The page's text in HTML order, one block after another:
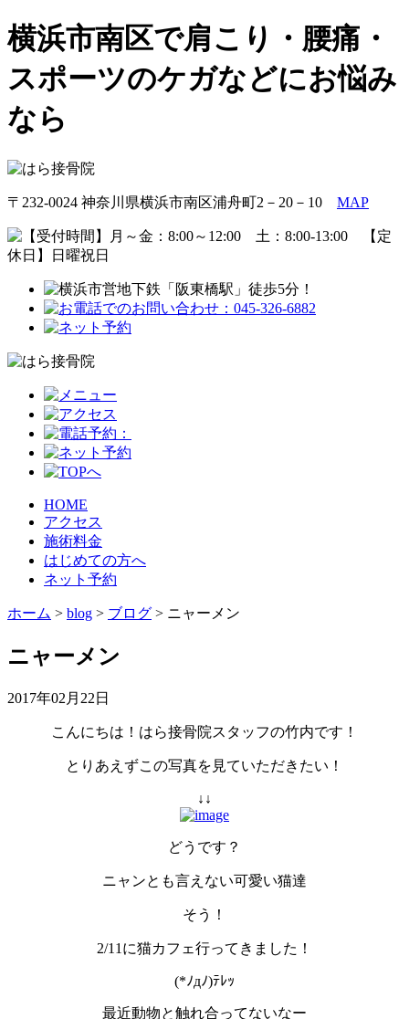
横浜市南区で肩こり・腰痛・
スポーツのケガなどにお悩み
なら
〒232-0024 神奈川県横浜市南区浦舟町2－20－10 MAP
HOME
アクセス
施術料金
はじめての方へ
ネット予約
ホーム > blog > ブログ > ニャーメン
ニャーメン
2017年02月22日
こんにちは！はら接骨院スタッフの竹内です！
とりあえずこの写真を見ていただきたい！
↓↓
どうです？
ニャンとも言えない可愛い猫達
そう！
2/11に猫カフェ行ってきました！
(*ﾉдﾉ)ﾃﾚｯ
最近動物と触れ合ってないなー